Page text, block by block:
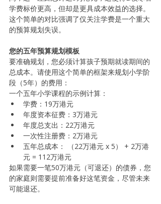
学费标价更高，但却是更具成本效益的选择。
这个简单的对比强调了仅关注学费是一个重大
的预算规划失误。
您的五年预算规划模板
要准确规划，您必须计算孩子预期就读期间的
总成本。请使用这个简单的框架来规划小学阶
段（5年）的费用：
一个五年小学课程的示例计算：
学费：19万港元
年度资本征费：3万港元
年度总支出：22万港元
一次性注册费：2万港元
五年总成本： （22万港元 x 5） + 2万港
元 = 112万港元
如果需要一笔50万港元（可退还）的债券，您
的家庭则需要提前准备好这笔资金，尽管未来
可能退还。